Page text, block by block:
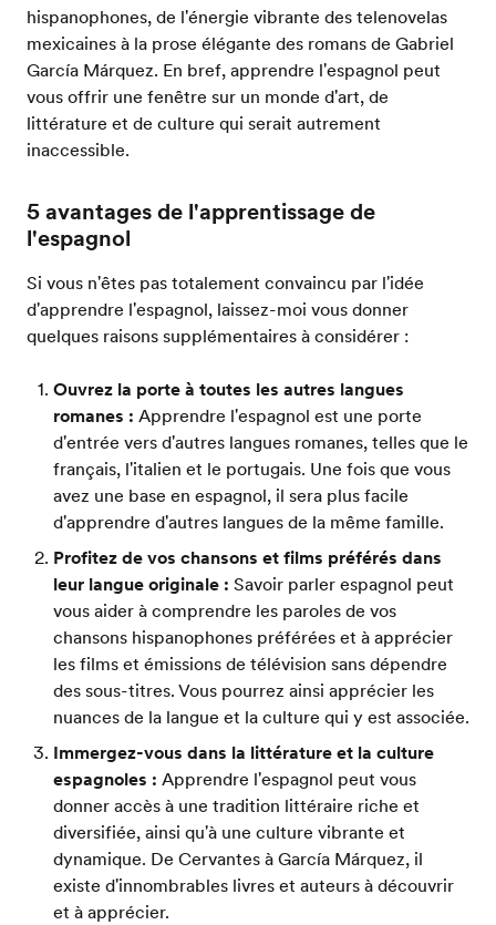
hispanophones, de l'énergie vibrante des telenovelas
mexicaines à la prose élégante des romans de Gabriel
García Márquez. En bref, apprendre l'espagnol peut
vous offrir une fenêtre sur un monde d'art, de
littérature et de culture qui serait autrement
inaccessible.
5 avantages de l'apprentissage de
l'espagnol
Si vous n'êtes pas totalement convaincu par l'idée
d'apprendre l'espagnol, laissez-moi vous donner
quelques raisons supplémentaires à considérer :
Ouvrez la porte à toutes les autres langues
romanes : Apprendre l'espagnol est une porte
d'entrée vers d'autres langues romanes, telles que le
français, l'italien et le portugais. Une fois que vous
avez une base en espagnol, il sera plus facile
d'apprendre d'autres langues de la même famille.
Profitez de vos chansons et films préférés dans
leur langue originale : Savoir parler espagnol peut
vous aider à comprendre les paroles de vos
chansons hispanophones préférées et à apprécier
les films et émissions de télévision sans dépendre
des sous-titres. Vous pourrez ainsi apprécier les
nuances de la langue et la culture qui y est associée.
Immergez-vous dans la littérature et la culture
espagnoles : Apprendre l'espagnol peut vous
donner accès à une tradition littéraire riche et
diversifiée, ainsi qu'à une culture vibrante et
dynamique. De Cervantes à García Márquez, il
existe d'innombrables livres et auteurs à découvrir
et à apprécier.